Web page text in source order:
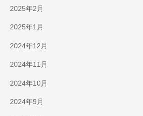
2025年2月
2025年1月
2024年12月
2024年11月
2024年10月
2024年9月